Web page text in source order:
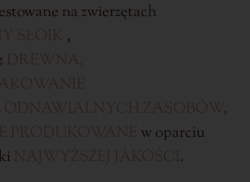
na zwierzętach
,
,
w oparciu
.